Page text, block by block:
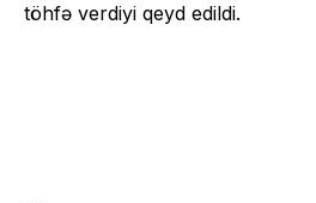
töhfə verdiyi qeyd edildi.